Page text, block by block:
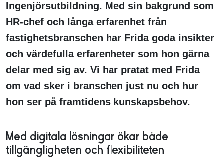
Ingenjörsutbildning. Med sin bakgrund som
HR-chef och långa erfarenhet från
fastighetsbranschen har Frida goda insikter
och värdefulla erfarenheter som hon gärna
delar med sig av. Vi har pratat med Frida
om vad sker i branschen just nu och hur
hon ser på framtidens kunskapsbehov.
Med digitala lösningar ökar både
tillgängligheten och flexibiliteten